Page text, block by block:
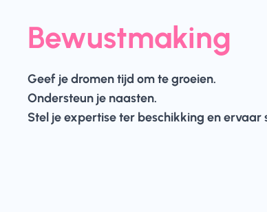
Geef je dromen tijd om te groeien.
Ondersteun je naasten.
Stel je expertise ter beschikking en
Bewustmaking